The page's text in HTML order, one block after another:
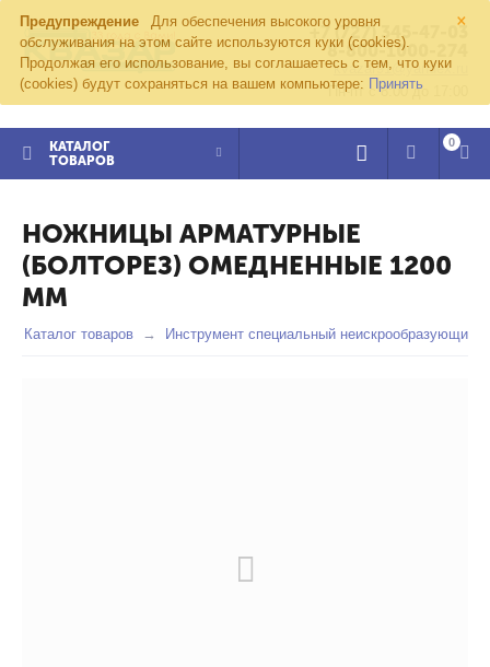
×
Предупреждение
Для обеспечения высокого уровня
обслуживания на этом сайте используются куки (cookies).
Продолжая его использование, вы соглашаетесь с тем, что куки
(cookies) будут сохраняться на вашем компьютере: Принять
+7 (727) 345-47-03
8-800-1000-274
kvazar91@yandex.ru
Пн-пт с 8:00 до 17:00
КАТАЛОГ
ТОВАРОВ
0
НОЖНИЦЫ АРМАТУРНЫЕ
(БОЛТОРЕЗ) ОМЕДНЕННЫЕ 1200
ММ
Каталог товаров Инструмент специальный неискрообразующий